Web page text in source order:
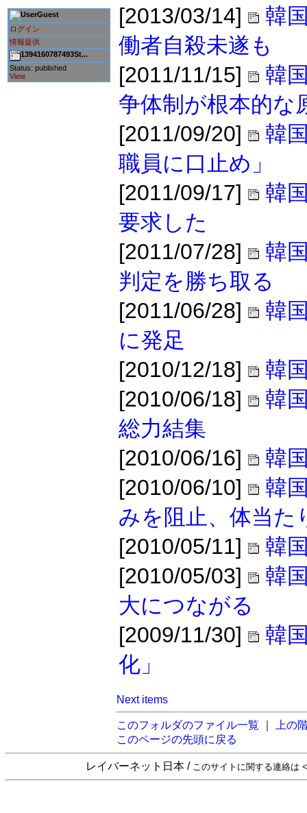
Guest
ログイン
情報提供
1394160787493St...
Status: published
View
[2013/03/14]
韓
働者自殺未遂も
[2011/11/15]
韓
争体制が根本的な
[2011/09/20]
韓
職員に口止め」
[2011/09/17]
韓
要求した
[2011/07/28]
韓
判定を勝ち取る
[2011/06/28]
韓
に発足
[2010/12/18]
韓
[2010/06/18]
韓
総力結集
[2010/06/16]
韓
[2010/06/10]
韓
みを阻止、体当た
[2010/05/11]
韓
[2010/05/03]
韓
大につながる
[2009/11/30]
韓
化」
Next items
このフォルダのファイル一覧
上の
このページの先頭に戻る
レイバーネット日本 / このサイトに関する連絡は